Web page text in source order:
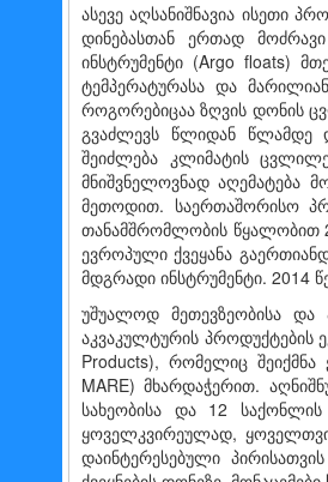
ასევე აღსანიშნავია ისეთი
დინებასთან ერთად
ინსტრუმენტი (Argo floats)
ტემპერატურასა და
როგორებიცაა ზღვის დონის
გვაძლევს წლიდან წლამდე
შეიძლება კლიმატის
მნიშვნელოვნად აღემატება
მეთოდით. საერთაშორისო
თანამშრომლობის წყალობით
ევროპული ქვეყანა
მდგრადი ინსტრუმენტი. 2014
უშუალოდ მეთევზეობისა და
აკვაკულტურის პროდუქტების
Products), რომელიც
MARE) მხარდაჭერით.
სახეობისა და 12
ყოველკვირეულად,
დაინტერესებული